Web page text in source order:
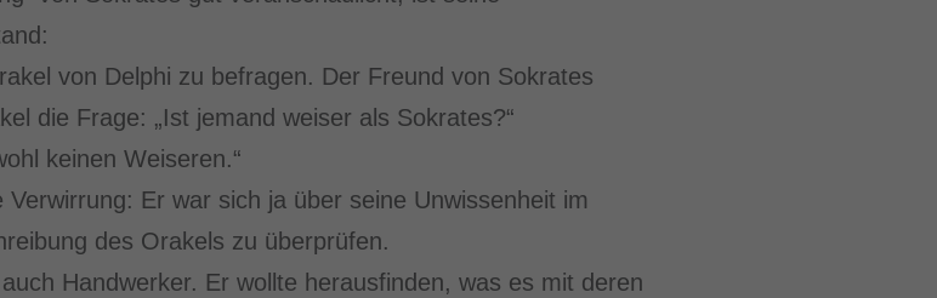
von Delphi zu befragen. Der Freund von Sokrates
die Frage: „Ist jemand weiser als Sokrates?“
keinen Weiseren.“
Er war sich ja über seine Unwissenheit im
des Orakels zu überprüfen.
Handwerker. Er wollte herausfinden, was es mit deren